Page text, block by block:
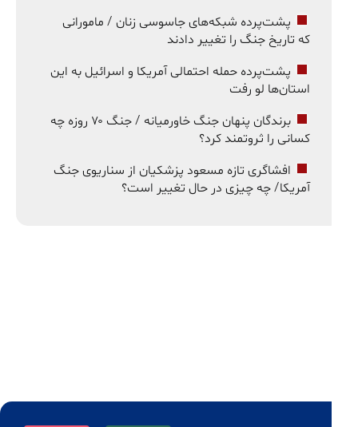
پشت‌پرده شبکه‌های جاسوسی زنان / مامورانی
که تاریخ جنگ را تغییر دادند
پشت‌پرده حمله احتمالی آمریکا و اسرائیل به این
استان‌ها لو رفت
برندگان پنهان جنگ خاورمیانه / جنگ ۷۰ روزه چه
کسانی را ثروتمند کرد؟
افشاگری تازه مسعود پزشکیان از سناریوی جنگ
آمریکا/ چه چیزی در حال تغییر است؟